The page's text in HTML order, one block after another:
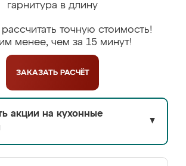
гарнитура в длину
точную стоимость!
менее, чем за 15 минут!
ЗАКАЗАТЬ РАСЧЁТ
акции на кухонные
▼